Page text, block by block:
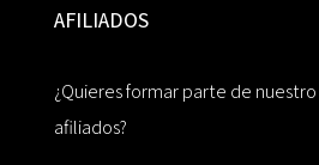
AFILIADOS
¿Quieres formar parte de
afiliados?